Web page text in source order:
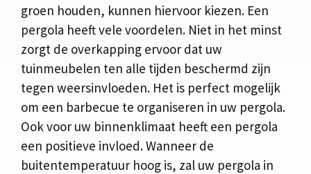
groen houden, kunnen hiervoor kiezen. Een
pergola heeft vele voordelen. Niet in het minst
zorgt de overkapping ervoor dat uw
tuinmeubelen ten alle tijden beschermd zijn
tegen weersinvloeden. Het is perfect mogelijk
om een barbecue te organiseren in uw pergola.
Ook voor uw binnenklimaat heeft een pergola
een positieve invloed. Wanneer de
buitentemperatuur hoog is, zal uw pergola in